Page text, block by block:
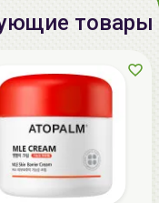
товары